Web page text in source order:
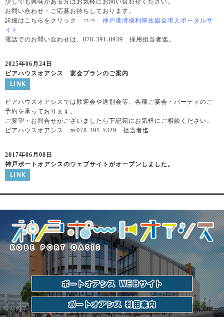
少しでも興味がある方はお気軽にお問い合わせください。
お問い合わせ・ご応募お待ちしております。
詳細はこちらをクリック ⇒⇒ 神戸港湾福利厚生協会求人ポータルサ
イト
電話でのお問い合わせは、078-391-0939 採用担当者迄。
2025年06月24日
ピアハウスオアシス 宴会プランのご案内
ピアハウスオアシスでは歓迎会や送別会等、各種ご宴会・パーティのご
予約を承っております。
ご要望・お問合せがございましたら下記宛にお気軽にご相談ください。
ピアハウスオアシス ℡078-391-5329 担当者迄
2017年06月08日
神戸ポートオアシスのウェブサイトがオープンしました。